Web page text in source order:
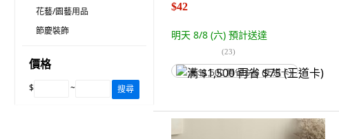
花藝/園藝用品
節慶裝飾
價格
$ ~ 搜尋
$42
明天 8/8 (六) 預計送達
(23)
满 $1,500 再省 $75 (王道卡)